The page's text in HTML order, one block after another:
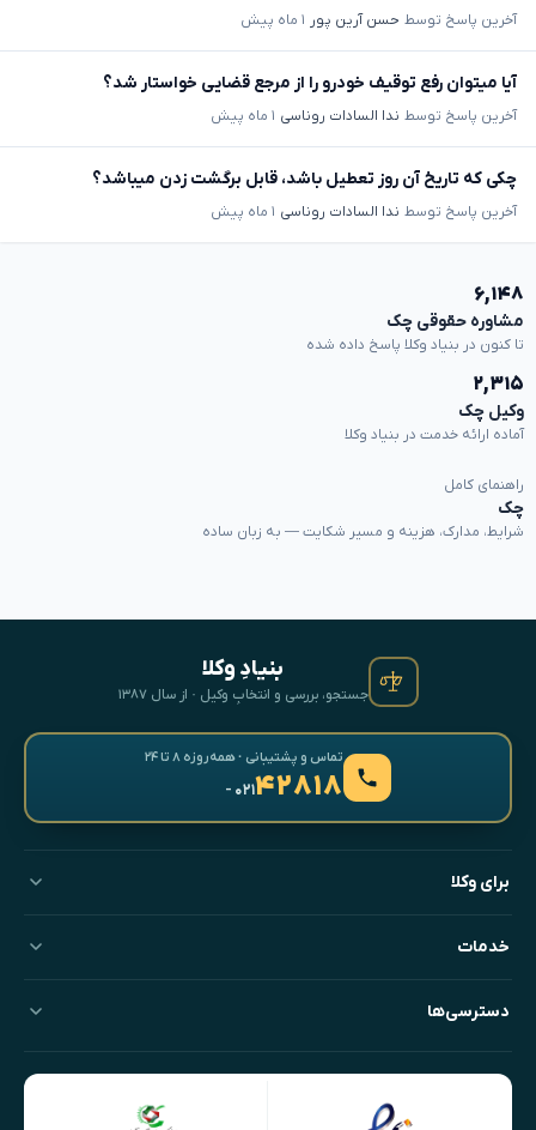
آخرین پاسخ توسط حسن آرین پور ۱ ماه پیش
آیا میتوان رفع توقیف خودرو را از مرجع قضایی خواستار شد؟
آخرین پاسخ توسط ندا السادات روناسی ۱ ماه پیش
چکی که تاریخ آن روز تعطیل باشد، قابل برگشت زدن میباشد؟
آخرین پاسخ توسط ندا السادات روناسی ۱ ماه پیش
۶,۱۴۸
مشاوره حقوقی چک
تا کنون در بنیاد وکلا پاسخ داده شده
۲,۳۱۵
وکیل چک
آماده ارائه خدمت در بنیاد وکلا
راهنمای کامل
چک
شرایط، مدارک، هزینه و مسیر شکایت — به زبان ساده
بنیادِ وکلا
جستجو، بررسی و انتخابِ وکیل · از سال ۱۳۸۷
تماس و پشتیبانی · همه‌روزه ۸ تا ۲۴
۴۲۸۱۸- ۰۲۱
برای وکلا
خدمات
دسترسی‌ها